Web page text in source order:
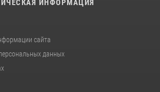
ИНФОРМАЦИЯ
сайта
данных